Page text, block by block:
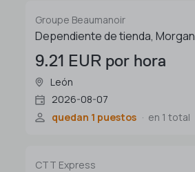
Groupe Beaumanoir
Dependiente de tienda, Morgan
9.21 EUR por hora
León
2026-08-07
quedan 1 puestos
en 1 total
CTT Express